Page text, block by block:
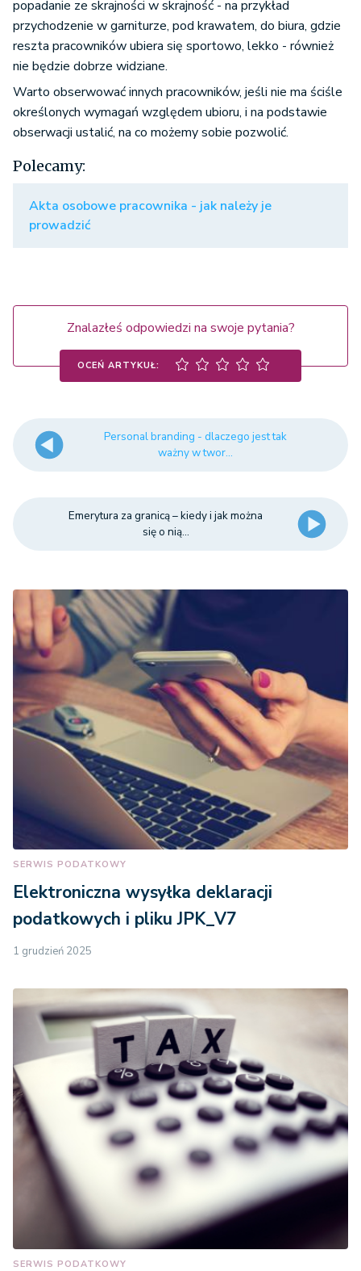
popadanie ze skrajności w skrajność - na przykład
przychodzenie w garniturze, pod krawatem, do biura, gdzie
reszta pracowników ubiera się sportowo, lekko - również
nie będzie dobrze widziane.
Warto obserwować innych pracowników, jeśli nie ma ściśle
określonych wymagań względem ubioru, i na podstawie
obserwacji ustalić, na co możemy sobie pozwolić.
Polecamy:
Akta osobowe pracownika - jak należy je
prowadzić
Znalazłeś odpowiedzi na swoje pytania?
OCEŃ ARTYKUŁ:
Personal branding - dlaczego jest tak
ważny w twor...
Emerytura za granicą – kiedy i jak można
się o nią...
SERWIS PODATKOWY
Elektroniczna wysyłka deklaracji
podatkowych i pliku JPK_V7
1 grudzień 2025
SERWIS PODATKOWY